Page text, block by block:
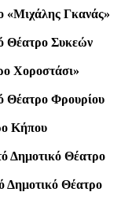
«Μιχάλης Γκανάς»
Θέατρο Συκεών
Χοροστάσι»
Θέατρο Φρουρίου
Κήπου
Δημοτικό Θέατρο
Δημοτικό Θέατρο